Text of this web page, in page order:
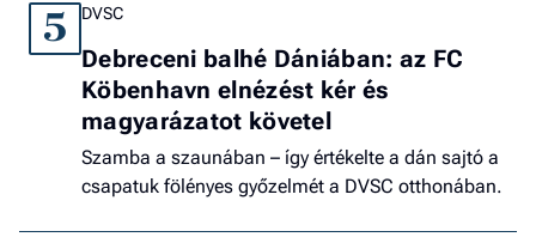
5 DVSC
Debreceni balhé Dániában: az FC
Köbenhavn elnézést kér és
magyarázatot követel
Szamba a szaunában – így értékelte a dán sajtó a
csapatuk fölényes győzelmét a DVSC otthonában.